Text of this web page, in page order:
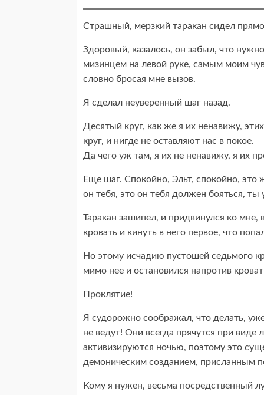
Страшный, мерзкий таракан сидел
Здоровый, казалось, он забыл, что
мизинцем на левой руке, самым моим
словно бросая мне вызов.
Я сделал неуверенный шаг назад.
Десятый круг, как же я их ненавижу,
круг, и нигде не оставляют нас в покое.
Да чего уж там, я их не ненавижу, я их
Еще шаг. Спокойно, Эльт, спокойно, это
он тебя, это он тебя должен бояться,
Таракан зашипел, и придвинулся ко мне,
кровать и кинуть в него первое, что
Но этому исчадию пустошей седьмого
мимо нее и остановился напротив
Проклятие!
Я судорожно соображал, что делать,
не ведут! Они всегда прячутся при виде
активизируются ночью, поэтому это
демоническим созданием, присланным
Кому я нужен, весьма посредственный